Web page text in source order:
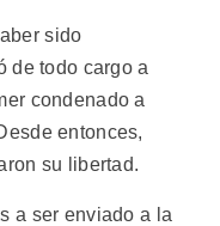
sido
de todo cargo a
condenado a
entonces,
su libertad.
a ser enviado a la